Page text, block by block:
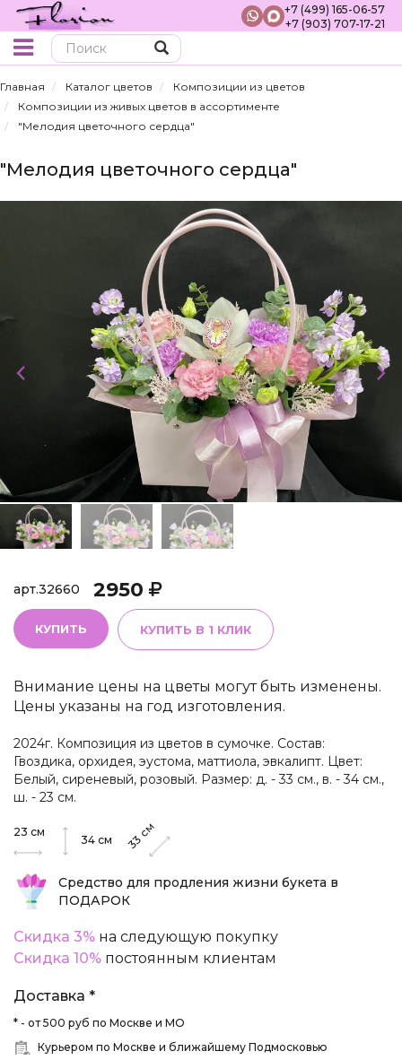
+7 (499) 165-06-57
+7 (903) 707-17-21
Главная Каталог цветов
Композиции из цветов
Композиции из живых цветов в ассортименте
"Мелодия цветочного сердца"
"Мелодия цветочного сердца"
арт.32660 2950
КУПИТЬ КУПИТЬ В 1 КЛИК
Внимание цены на цветы могут быть изменены.
Цены указаны на год изготовления.
2024г. Композиция из цветов в сумочке. Состав:
Гвоздика, орхидея, эустома, маттиола, эвкалипт. Цвет:
Белый, сиреневый, розовый. Размер: д. - 33 см., в. - 34 см.,
ш. - 23 см.
23 см
34 см 33
см
Средство для продления жизни букета в
ПОДАРОК
Скидка 3% на следующую покупку
Скидка 10% постоянным клиентам
Доставка *
* - от 500 руб по Москве и МО
Курьером по Москве и ближайшему Подмосковью